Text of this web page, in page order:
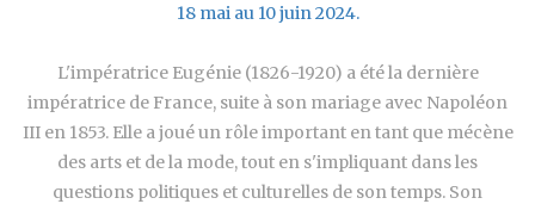
18 mai au 10 juin 2024.
L'impératrice Eugénie (1826-1920) a été la dernière
impératrice de France, suite à son mariage avec Napoléon
III en 1853. Elle a joué un rôle important en tant que mécène
des arts et de la mode, tout en s'impliquant dans les
questions politiques et culturelles de son temps. Son